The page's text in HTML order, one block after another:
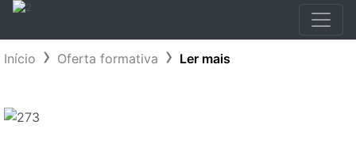
Início Oferta formativa Ler mais